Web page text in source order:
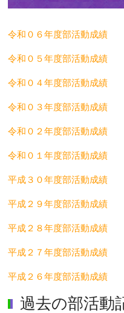
令和０６年度部活動成績
令和０５年度部活動成績
令和０４年度部活動成績
令和０３年度部活動成績
令和０２年度部活動成績
令和０１年度部活動成績
平成３０年度部活動成績
平成２９年度部活動成績
平成２８年度部活動成績
平成２７年度部活動成績
平成２６年度部活動成績
過去の部活動